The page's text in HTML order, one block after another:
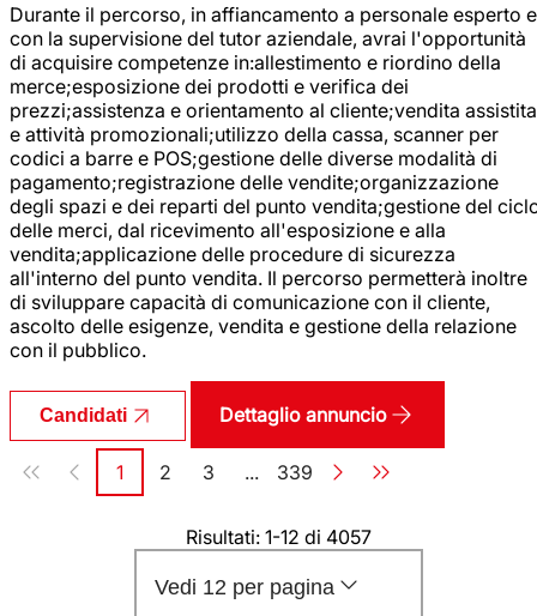
Durante il percorso, in affiancamento a personale esperto e
con la supervisione del tutor aziendale, avrai l'opportunità
di acquisire competenze in:allestimento e riordino della
merce;esposizione dei prodotti e verifica dei
prezzi;assistenza e orientamento al cliente;vendita assistita
e attività promozionali;utilizzo della cassa, scanner per
codici a barre e POS;gestione delle diverse modalità di
pagamento;registrazione delle vendite;organizzazione
degli spazi e dei reparti del punto vendita;gestione del
delle merci, dal ricevimento all'esposizione e alla
vendita;applicazione delle procedure di sicurezza
all'interno del punto vendita. Il percorso permetterà inoltre
di sviluppare capacità di comunicazione con il cliente,
ascolto delle esigenze, vendita e gestione della relazione
con il pubblico.
Candidati Dettaglio annuncio
Paginazione
Pagina
1 Pagina
2 Pagina
3 ... Pagina
339
Risultati: 1-12 di 4057
Vedi 12 per pagina